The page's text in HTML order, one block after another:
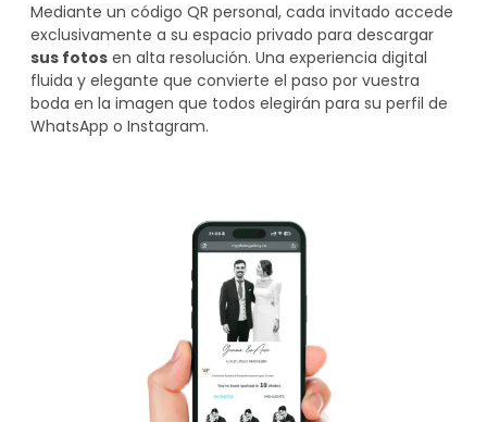
Mediante un código QR personal, cada invitado accede
exclusivamente a su espacio privado para descargar
sus fotos en alta resolución. Una experiencia digital
fluida y elegante que convierte el paso por vuestra
boda en la imagen que todos elegirán para su perfil de
WhatsApp o Instagram.